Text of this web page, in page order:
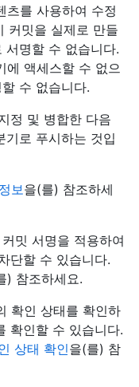
츠를 사용하여 수정
커밋을 실제로 만들
서명할 수 없습니다.
에 액세스할 수 없으
수 없습니다.
정 및 병합한 다음
기로 푸시하는 것입
보 을(를) 참조하세
밋 서명을 적용하여
단할 수 있습니다.
) 참조하세요.
확인 상태를 확인하
확인할 수 있습니다.
상태 확인을(를) 참